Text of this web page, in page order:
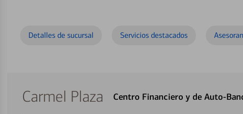
Detalles de sucursal Servicios destacados
Carmel Plaza Centro Financiero y de Auto-